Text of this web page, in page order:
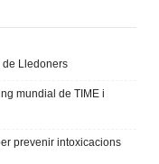
de Lledoners
mundial de TIME i
prevenir intoxicacions